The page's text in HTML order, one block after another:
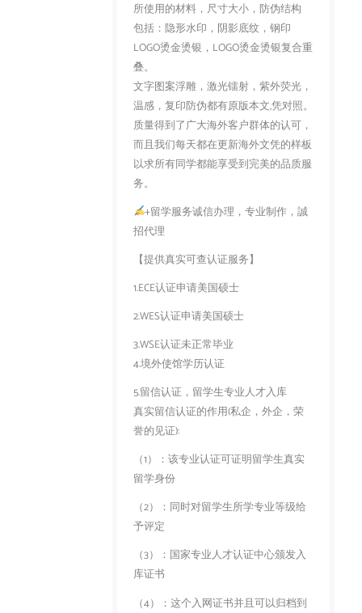
所使用的材料，尺寸大小，防伪结构
包括：隐形水印，阴影底纹，钢印
LOGO烫金烫银，LOGO烫金烫银复合重
叠。
文字图案浮雕，激光镭射，紫外荧光，
温感，复印防伪都有原版本文,凭对照。
质量得到了广大海外客户群体的认可，
而且我们每天都在更新海外文凭的样板
以求所有同学都能享受到完美的品质服
务。
+留学服务诚信办理，专业制作，誠
招代理
【提供真实可查认证服务】
1.ECE认证申请美国硕士
2.WES认证申请美国硕士
3.WSE认证未正常毕业
4.境外使馆学历认证
5.留信认证，留学生专业人才入库
真实留信认证的作用(私企，外企，荣
誉的见证):
（1）：该专业认证可证明留学生真实
留学身份
（2）：同时对留学生所学专业等级给
予评定
（3）：国家专业人才认证中心颁发入
库证书
（4）：这个入网证书并且可以归档到